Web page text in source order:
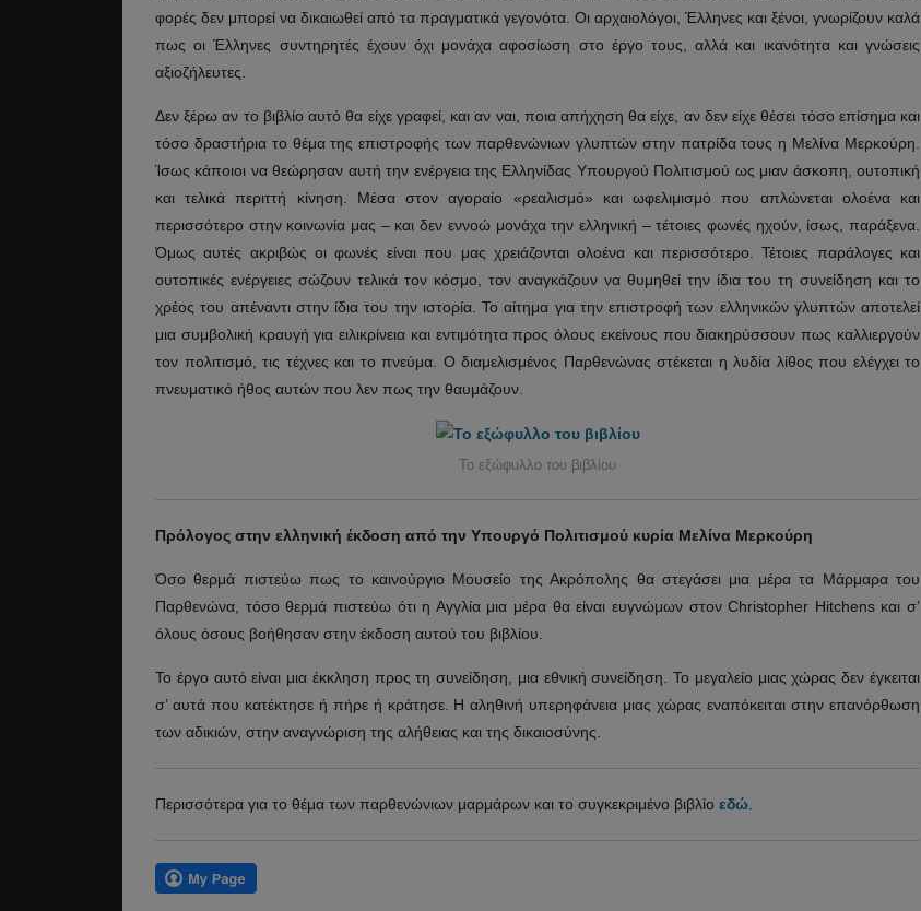
φορές δεν μπορεί να δικαιωθεί από τα πραγματικά γεγονότα. Οι αρχαιολόγοι, Έλληνες και ξένοι, γνωρίζουν καλά
πως οι Έλληνες συντηρητές έχουν όχι μονάχα αφοσίωση στο έργο τους, αλλά και ικανότητα και γνώσεις
αξιοζήλευτες.
Δεν ξέρω αν το βιβλίο αυτό θα είχε γραφεί, και αν ναι, ποια απήχηση θα είχε, αν δεν είχε θέσει τόσο επίσημα και
τόσο δραστήρια το θέμα της επιστροφής των παρθενώνιων γλυπτών στην πατρίδα τους η Μελίνα Μερκούρη.
Ίσως κάποιοι να θεώρησαν αυτή την ενέργεια της Ελληνίδας Υπουργού Πολιτισμού ως μιαν άσκοπη, ουτοπική
και τελικά περιττή κίνηση. Μέσα στον αγοραίο «ρεαλισμό» και ωφελιμισμό που απλώνεται ολοένα και
περισσότερο στην κοινωνία μας – και δεν εννοώ μονάχα την ελληνική – τέτοιες φωνές ηχούν, ίσως, παράξενα.
Όμως αυτές ακριβώς οι φωνές είναι που μας χρειάζονται ολοένα και περισσότερο. Τέτοιες παράλογες και
ουτοπικές ενέργειες σώζουν τελικά τον κόσμο, τον αναγκάζουν να θυμηθεί την ίδια του τη συνείδηση και το
χρέος του απέναντι στην ίδια του την ιστορία. Το αίτημα για την επιστροφή των ελληνικών γλυπτών αποτελεί
μια συμβολική κραυγή για ειλικρίνεια και εντιμότητα προς όλους εκείνους που διακηρύσσουν πως καλλιεργούν
τον πολιτισμό, τις τέχνες και το πνεύμα. Ο διαμελισμένος Παρθενώνας στέκεται η λυδία λίθος που ελέγχει το
πνευματικό ήθος αυτών που λεν πως την θαυμάζουν.
Το εξώφυλλο του βιβλίου
Πρόλογος στην ελληνική έκδοση από την Υπουργό Πολιτισμού κυρία Μελίνα Μερκούρη
Όσο θερμά πιστεύω πως το καινούργιο Μουσείο της Ακρόπολης θα στεγάσει μια μέρα τα Μάρμαρα του
Παρθενώνα, τόσο θερμά πιστεύω ότι η Αγγλία μια μέρα θα είναι ευγνώμων στον Christopher Hitchens και σ’
όλους όσους βοήθησαν στην έκδοση αυτού του βιβλίου.
Το έργο αυτό είναι μια έκκληση προς τη συνείδηση, μια εθνική συνείδηση. Το μεγαλείο μιας χώρας δεν έγκειται
σ’ αυτά που κατέκτησε ή πήρε ή κράτησε. Η αληθινή υπερηφάνεια μιας χώρας εναπόκειται στην επανόρθωση
των αδικιών, στην αναγνώριση της αλήθειας και της δικαιοσύνης.
Περισσότερα για το θέμα των παρθενώνιων μαρμάρων και το συγκεκριμένο βιβλίο εδώ